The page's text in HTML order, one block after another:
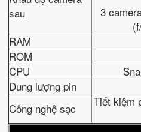
sau
3
RAM
ROM
CPU
Dung lượng pin
Công nghệ sạc
Tiết kiệm